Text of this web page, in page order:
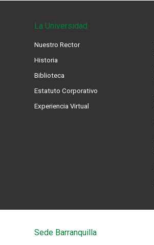
La Universidad
Nuestro Rector
Historia
Biblioteca
Estatuto Corporativo
Experiencia Virtual
Sede Barranquilla